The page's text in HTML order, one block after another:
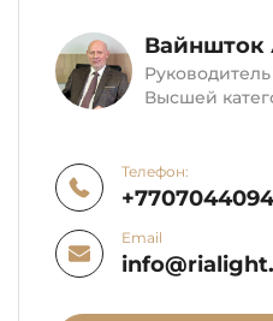
Вайншток
Высшей
Телефон:
Email